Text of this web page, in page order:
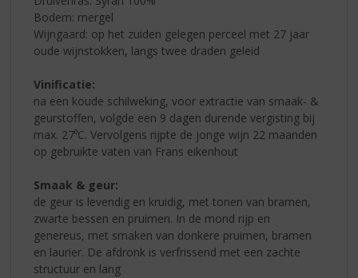
Bodem: mergel
Wijngaard: op het zuiden gelegen perceel met 27 jaar
oude wijnstokken, langs twee draden geleid
Vinificatie:
na een koude schilweking, voor extractie van smaak- &
geurstoffen, volgde een 9 dagen durende vergisting bij
max. 27⁰C. Vervolgens rijpte de jonge wijn 22 maanden
op gebruikte vaten van Frans eikenhout
Smaak & geur:
de geur is levendig en kruidig, met tonen van bramen,
zwarte bessen en pruimen. In de mond rijp en
genereus, met smaken van donkere pruimen, bramen
en laurier. De afdronk is verfrissend met een zachte
structuur en lang